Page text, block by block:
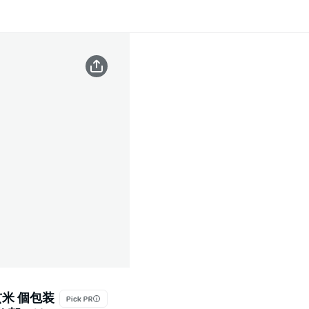
個包装